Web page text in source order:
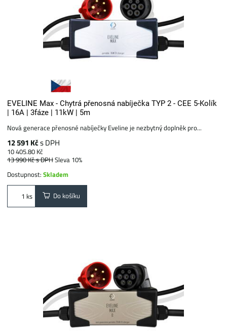
EVELINE Max - Chytrá přenosná nabíječka TYP 2 - CEE 5-Kolík
| 16A | 3fáze | 11kW | 5m
Nová generace přenosné nabíječky Eveline je nezbytný doplněk pro...
12 591 Kčs DPH
10 405.80 Kč
13 990 Kčs DPHSleva 10%
Dostupnost:Skladem
ks Do košíku